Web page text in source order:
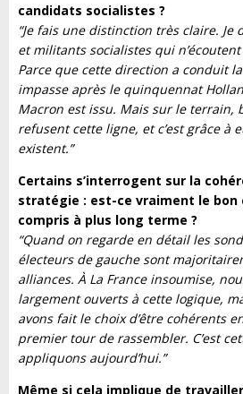
candidats socialistes ?
“Je fais une distinction très claire.
et militants socialistes qui
Parce que cette direction a conduit
impasse après le quinquennat
Macron est issu. Mais sur le terrain,
refusent cette ligne, et c’est grâce à
existent.”
Certains s’interrogent sur la
stratégie : est-ce vraiment le bon
compris à plus long terme ?
“Quand on regarde en détail les
électeurs de gauche sont
alliances. À La France insoumise,
largement ouverts à cette logique,
avons fait le choix d’être cohérents
premier tour de rassembler. C’est
appliquons aujourd’hui.”
Même si cela implique de